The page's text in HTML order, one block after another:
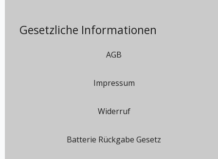
Gesetzliche Informationen
AGB
Impressum
Widerruf
Batterie Rückgabe Gesetz